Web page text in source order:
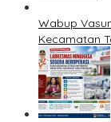
Wabup
Kecamatan